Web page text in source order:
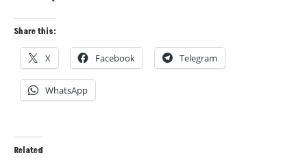
Share this:
X Facebook Telegram
WhatsApp
Related